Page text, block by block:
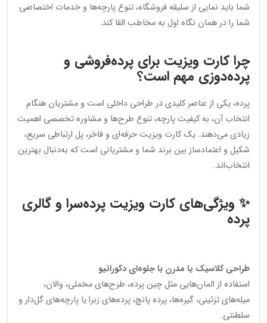
شما باید نمایی از سلیقه فروشگاه، تنوع پارچه‌ها و خدمات اختصاصی
شما را در همان نگاه اول به مخاطب القا کند.
چرا کارت ویزیت برای پرده‌فروشی و
پرده‌دوزی مهم است؟
پرده، یکی از عناصر کلیدی در طراحی داخلی است و مشتریان هنگام
انتخاب آن، به کیفیت پارچه، تنوع طرح‌ها و مشاوره تخصصی اهمیت
زیادی می‌دهند. یک کارت ویزیت حرفه‌ای و فاخر، پل ارتباطی سریع،
شکیل و اعتمادساز بین برند شما و مشتریانی است که به‌دنبال بهترین
انتخاب‌اند.
✨ ویژگی‌های کارت ویزیت پرده‌سرا و گالری
پرده
طراحی کلاسیک یا مدرن با جلوه‌ای دکوراتیو
استفاده از المان‌هایی مثل چین پرده، طرح‌های مخملی، والان،
میله‌های تزئینی، گیره‌ها، پرده پانچ، پرده‌های زبرا یا پارچه‌های گل‌دار و
سلطنتی.